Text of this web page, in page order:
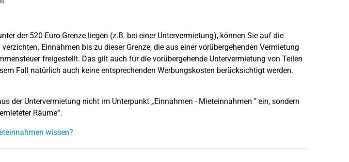
der 520-Euro-Grenze liegen (z.B. bei einer Untervermietung), können Sie auf die
Einnahmen bis zu dieser Grenze, die aus einer vorübergehenden Vermietung
freigestellt. Das gilt auch für die vorübergehende Untervermietung von Teilen
Fall natürlich auch keine entsprechenden Werbungskosten berücksichtigt werden.
der Untervermietung nicht im Unterpunkt „Einnahmen - Mieteinnahmen " ein, sondern
Räume“.
wissen?